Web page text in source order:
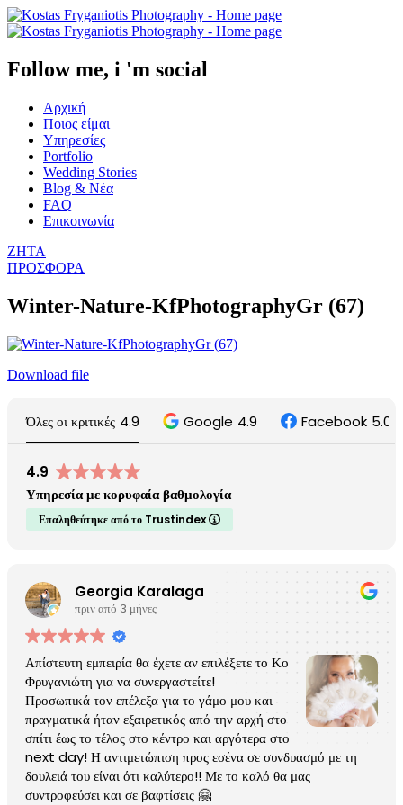
Follow me, i 'm social
Αρχική
Ποιος είμαι
Υπηρεσίες
Portfolio
Wedding Stories
Blog & Νέα
FAQ
Επικοινωνία
ΖΗΤΑ
ΠΡΟΣΦΟΡΑ
Winter-Nature-KfPhotographyGr (67)
Download file
Όλες οι κριτικές 4.9 Google 4.9 Facebook 5.0
4.9
Υπηρεσία με κορυφαία βαθμολογία
Επαληθεύτηκε από το Trustindex
Georgia Karalaga
πριν από 3 μήνες
Απίστευτη εμπειρία θα έχετε αν επιλέξετε το Κο
Φρυγανιώτη για να συνεργαστείτε!
Προσωπικά τον επέλεξα για το γάμο μου και
πραγματικά ήταν εξαιρετικός από την αρχή στο
σπίτι έως το τέλος στο κέντρο και αργότερα στο
next day! Η αντιμετώπιση προς εσένα σε συνδυασμό με τη
δουλειά του είναι ότι καλύτερο!! Με το καλό θα μας
συντροφεύσει και σε βαφτίσεις 🤗